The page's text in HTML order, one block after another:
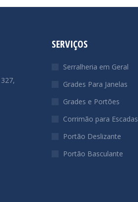
SERVIÇOS
Serralheria em Geral
Grades Para Janelas
Grades e Portões
Corrimão para Escadas
Portão Deslizante
Portão Basculante